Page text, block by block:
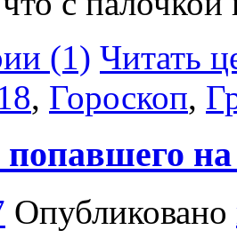
(1) Читать
, Гороскоп,
Опубликовано